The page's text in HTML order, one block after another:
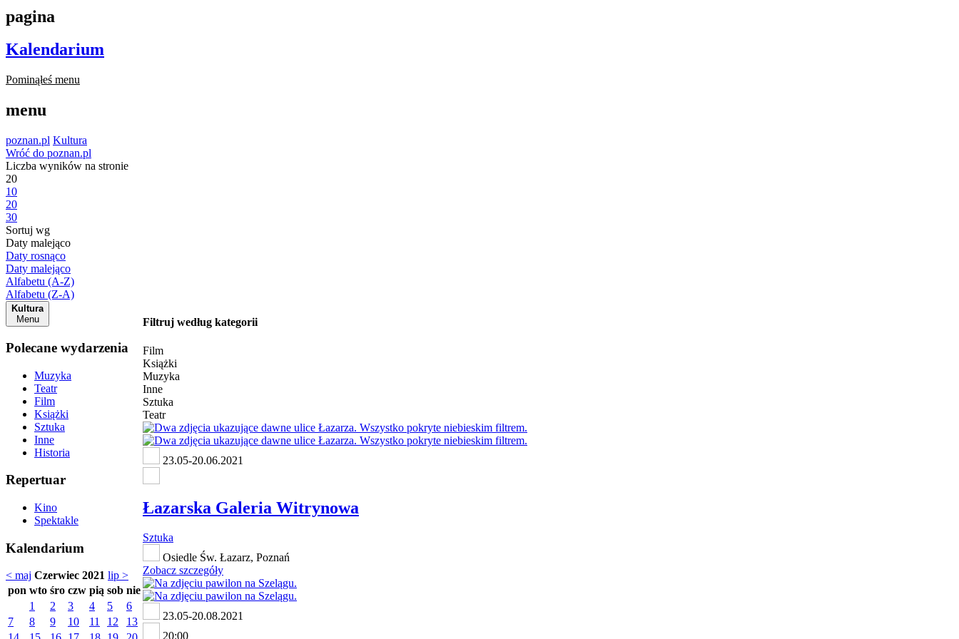
pagina
Kalendarium
Pominąłeś menu
menu
poznan.pl Kultura
Wróć do poznan.pl
Liczba wyników na stronie
20
10
20
30
Sortuj wg
Daty malejąco
Daty rosnąco
Daty malejąco
Alfabetu (A-Z)
Alfabetu (Z-A)
Kultura
Menu
Polecane wydarzenia
Muzyka
Teatr
Film
Książki
Sztuka
Inne
Historia
Repertuar
Kino
Spektakle
Kalendarium
< maj Czerwiec 2021 lip >
pon wto śro czw pią sob nie
1
2 3 4 5
6
7
8 9 10 11 12
13
Filtruj według kategorii
Film
Książki
Muzyka
Inne
Sztuka
Teatr
23.05-20.06.2021
Łazarska Galeria Witrynowa
Sztuka
Osiedle Św. Łazarz, Poznań
Zobacz szczegóły
23.05-20.08.2021
20:00